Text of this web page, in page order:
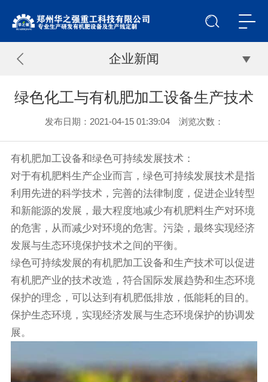
企业新闻
绿色化工与有机肥加工设备生产技术
发布日期：2021-04-15 01:39:04 浏览次数：
有机肥加工设备和绿色可持续发展技术：
对于有机肥料生产企业而言，绿色可持续发展技术是指
利用先进的科学技术，完善的法律制度，促进企业转型
和新能源的发展，最大程度地减少有机肥料生产对环境
的危害，从而减少对环境的危害。污染，最终实现经济
发展与生态环境保护技术之间的平衡。
绿色可持续发展的有机肥加工设备和生产技术可以促进
有机肥产业的技术改造，符合国际发展趋势和生态环境
保护的理念，可以达到有机肥低排放，低能耗的目的。
保护生态环境，实现经济发展与生态环境保护的协调发
展。